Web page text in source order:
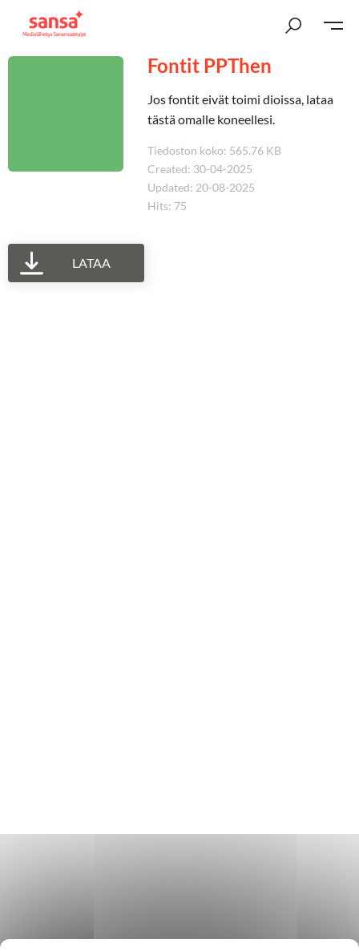
Fontit PPThen
Jos fontit eivät toimi dioissa, lataa
tästä omalle koneellesi.
Tiedoston koko: 565.76 KB
Created: 30-04-2025
Updated: 20-08-2025
Hits: 75
LATAA